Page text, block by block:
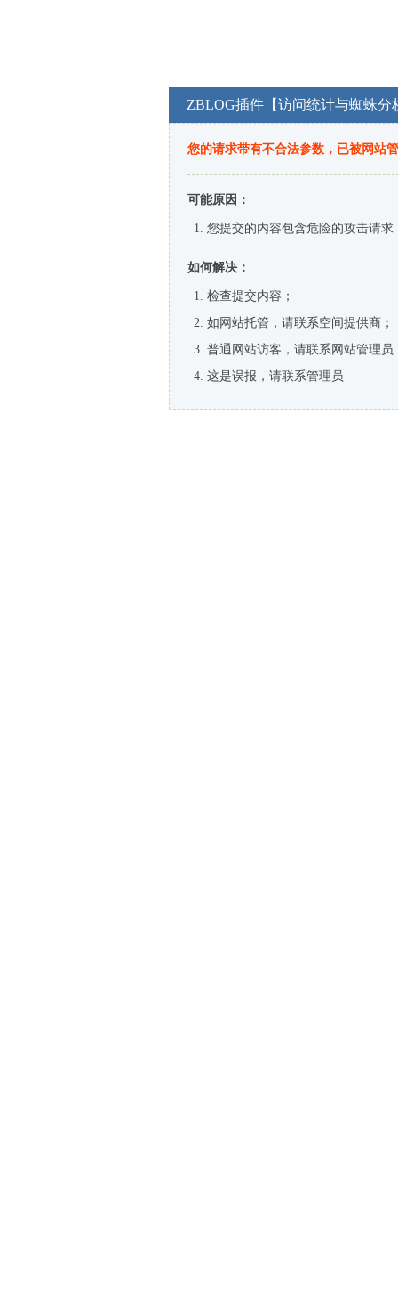
ZBLOG插件【访问统计与蜘蛛分
您的请求带有不合法参数，已被网站
可能原因：
您提交的内容包含危险的攻击请求
如何解决：
检查提交内容；
如网站托管，请联系空间提供商；
普通网站访客，请联系网站管理员
这是误报，请联系管理员